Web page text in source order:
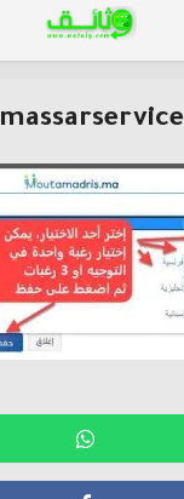
massarservice